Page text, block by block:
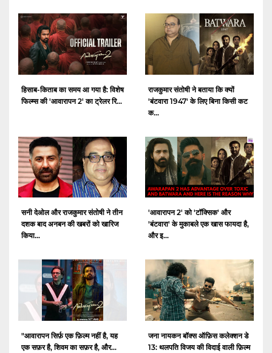
हिसाब-किताब का समय आ गया है: विशेष
फिल्म्स की 'आवारापन 2' का ट्रेलर रि...
राजकुमार संतोषी ने बताया कि क्यों
'बंटवारा 1947' के लिए बिना किसी कट
क...
सनी देओल और राजकुमार संतोषी ने तीन
दशक बाद अनबन की खबरों को खारिज
किया...
'आवारापन 2' को 'टॉक्सिक' और
'बंटवारा' के मुकाबले एक खास फायदा है,
और इ...
"आवारापन सिर्फ़ एक फ़िल्म नहीं है, यह
एक सफ़र है, शिवम का सफ़र है, और...
जना नायकन बॉक्स ऑफ़िस कलेक्शन डे
13: थलपति विजय की विदाई वाली फ़िल्म